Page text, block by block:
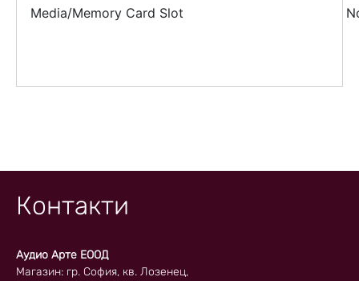
Media/Memory Card Slot
Контакти
Аудио Арте ЕООД
Магазин: гр. София, кв. Лозенец,